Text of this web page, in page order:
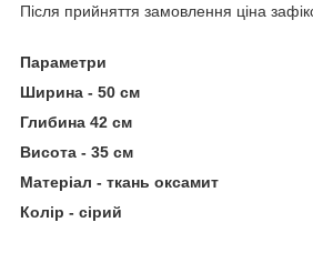
Після прийняття замовлення ціна
Параметри
Ширина - 50 см
Глибина 42 см
Висота - 35 см
Матеріал - ткань оксамит
Колір - сірий